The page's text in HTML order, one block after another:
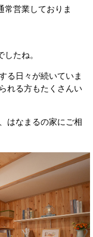
常営業しておりま
たね。
る日々が続いていま
れる方もたくさんい
はなまるの家にご相